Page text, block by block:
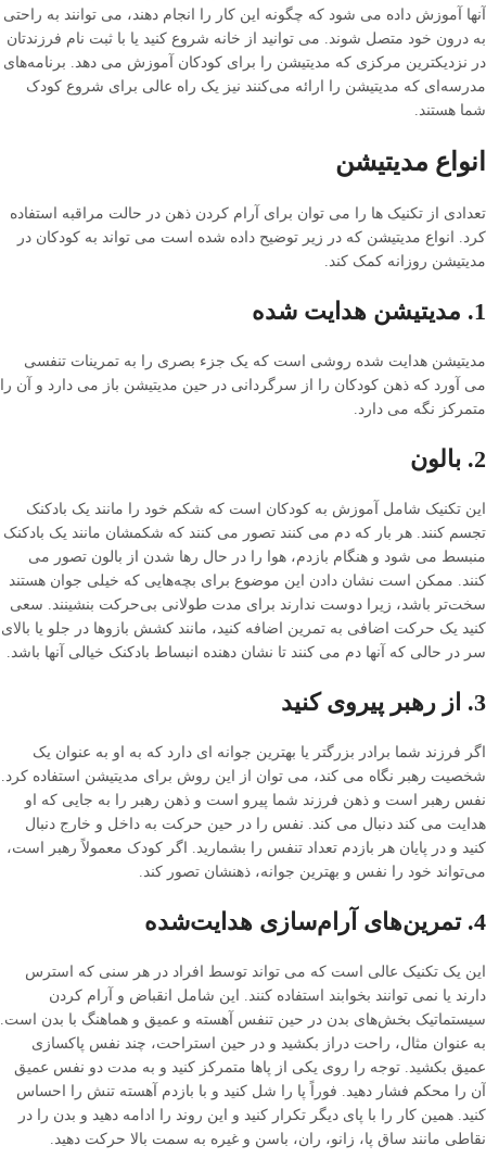
آنها آموزش داده می شود که چگونه این کار را انجام دهند، می توانند به راحتی
به درون خود متصل شوند. می توانید از خانه شروع کنید یا با ثبت نام فرزندتان
در نزدیکترین مرکزی که مدیتیشن را برای کودکان آموزش می دهد. برنامه‌های
مدرسه‌ای که مدیتیشن را ارائه می‌کنند نیز یک راه عالی برای شروع کودک
شما هستند.
انواع مدیتیشن
تعدادی از تکنیک ها را می توان برای آرام کردن ذهن در حالت مراقبه استفاده
کرد. انواع مدیتیشن که در زیر توضیح داده شده است می تواند به کودکان در
مدیتیشن روزانه کمک کند.
1. مدیتیشن هدایت شده
مدیتیشن هدایت شده روشی است که یک جزء بصری را به تمرینات تنفسی
می آورد که ذهن کودکان را از سرگردانی در حین مدیتیشن باز می دارد و آن را
متمرکز نگه می دارد.
2. بالون
این تکنیک شامل آموزش به کودکان است که شکم خود را مانند یک بادکنک
تجسم کنند. هر بار که دم می کنند تصور می کنند که شکمشان مانند یک بادکنک
منبسط می شود و هنگام بازدم، هوا را در حال رها شدن از بالون تصور می
کنند. ممکن است نشان دادن این موضوع برای بچه‌هایی که خیلی جوان هستند
سخت‌تر باشد، زیرا دوست ندارند برای مدت طولانی بی‌حرکت بنشینند. سعی
کنید یک حرکت اضافی به تمرین اضافه کنید، مانند کشش بازوها در جلو یا بالای
سر در حالی که آنها دم می کنند تا نشان دهنده انبساط بادکنک خیالی آنها باشد.
3. از رهبر پیروی کنید
اگر فرزند شما برادر بزرگتر یا بهترین جوانه ای دارد که به او به عنوان یک
شخصیت رهبر نگاه می کند، می توان از این روش برای مدیتیشن استفاده کرد.
نفس رهبر است و ذهن فرزند شما پیرو است و ذهن رهبر را به جایی که او
هدایت می کند دنبال می کند. نفس را در حین حرکت به داخل و خارج دنبال
کنید و در پایان هر بازدم تعداد تنفس را بشمارید. اگر کودک معمولاً رهبر است،
می‌تواند خود را نفس و بهترین جوانه، ذهنشان تصور کند.
4. تمرین‌های آرام‌سازی هدایت‌شده
این یک تکنیک عالی است که می تواند توسط افراد در هر سنی که استرس
دارند یا نمی توانند بخوابند استفاده کنند. این شامل انقباض و آرام کردن
سیستماتیک بخش‌های بدن در حین تنفس آهسته و عمیق و هماهنگ با بدن است.
به عنوان مثال، راحت دراز بکشید و در حین استراحت، چند نفس پاکسازی
عمیق بکشید. توجه را روی یکی از پاها متمرکز کنید و به مدت دو نفس عمیق
آن را محکم فشار دهید. فوراً پا را شل کنید و با بازدم آهسته تنش را احساس
کنید. همین کار را با پای دیگر تکرار کنید و این روند را ادامه دهید و بدن را در
نقاطی مانند ساق پا، زانو، ران، باسن و غیره به سمت بالا حرکت دهید.